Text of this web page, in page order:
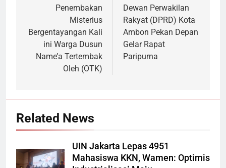
Penembakan
Misterius
Bergentayangan Kali
ini Warga Dusun
Name’a Tertembak
Oleh (OTK)
Dewan Perwakilan
Rakyat (DPRD) Kota
Ambon Pekan Depan
Gelar Rapat
Paripurna
Related News
UIN Jakarta Lepas 4951
Mahasiswa KKN, Wamen: Optimis